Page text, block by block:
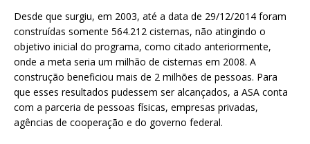
Desde que surgiu, em 2003, até a data de 29/12/2014 foram
construídas somente 564.212 cisternas, não atingindo o
objetivo inicial do programa, como citado anteriormente,
onde a meta seria um milhão de cisternas em 2008. A
construção beneficiou mais de 2 milhões de pessoas. Para
que esses resultados pudessem ser alcançados, a ASA conta
com a parceria de pessoas físicas, empresas privadas,
agências de cooperação e do governo federal.